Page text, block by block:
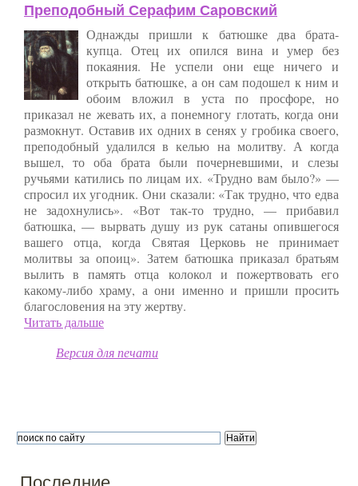
Преподобный Серафим Саровский
Однажды пришли к батюшке два брата-
купца. Отец их опился вина и умер без
покаяния. Не успели они еще ничего и
открыть батюшке, а он сам подошел к ним и
обоим вложил в уста по просфоре, но
приказал не жевать их, а понемногу глотать, когда они
размокнут. Оставив их одних в сенях у гробика своего,
преподобный удалился в келью на молитву. А когда
вышел, то оба брата были почерневшими, и слезы
ручьями катились по лицам их. «Трудно вам было?» —
спросил их угодник. Они сказали: «Так трудно, что едва
не задохнулись». «Вот так-то трудно, — прибавил
батюшка, — вырвать душу из рук сатаны опившегося
вашего отца, когда Святая Церковь не принимает
молитвы за опоиц». Затем батюшка приказал братьям
вылить в память отца колокол и пожертвовать его
какому-либо храму, а они именно и пришли просить
благословения на эту жертву.
Читать дальше
Версия для печати
Последние